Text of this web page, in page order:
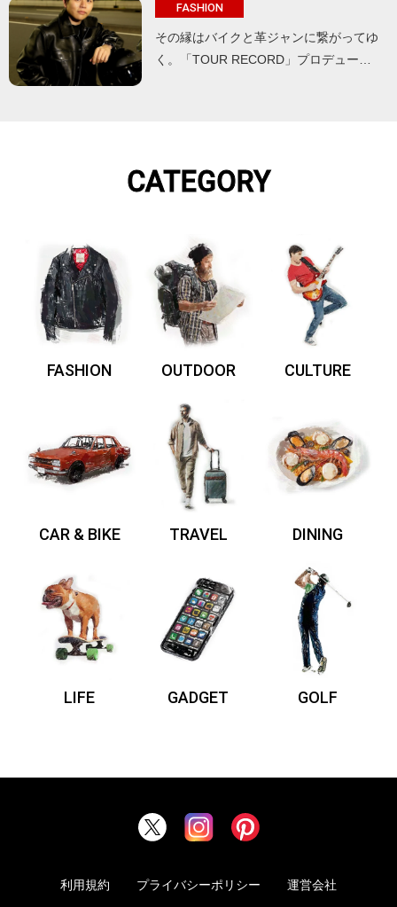
FASHION
その縁はバイクと革ジャンに繋がってゆ
く。「TOUR RECORD」プロデュー…
CATEGORY
FASHION OUTDOOR CULTURE
CAR & BIKE TRAVEL DINING
LIFE GADGET GOLF
利用規約 プライバシーポリシー 運営会社